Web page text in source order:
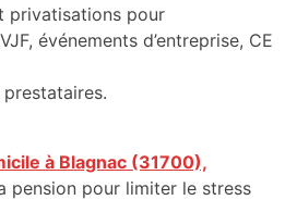
privatisations pour
événements d’entreprise, CE
à Blagnac (31700),
pension pour limiter le stress